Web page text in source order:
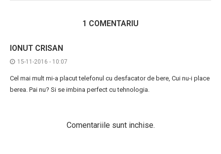
1 COMENTARIU
IONUT CRISAN
15-11-2016 - 10:07
Cel mai mult mi-a placut telefonul cu desfacator de bere, Cui nu-i place
berea. Pai nu? Si se imbina perfect cu tehnologia.
Comentariile sunt inchise.